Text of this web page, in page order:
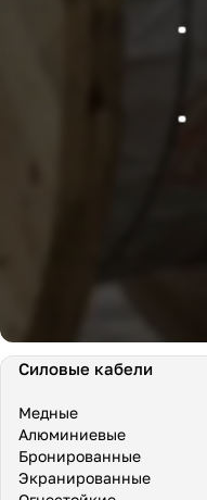
Силовые кабели
Медные
Алюминиевые
Бронированные
Экранированные